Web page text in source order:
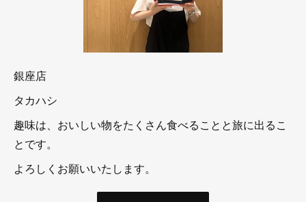
銀座店
タカハシ
趣味は、おいしい物をたくさん食べることと旅に出るこ
とです。
よろしくお願いいたします。